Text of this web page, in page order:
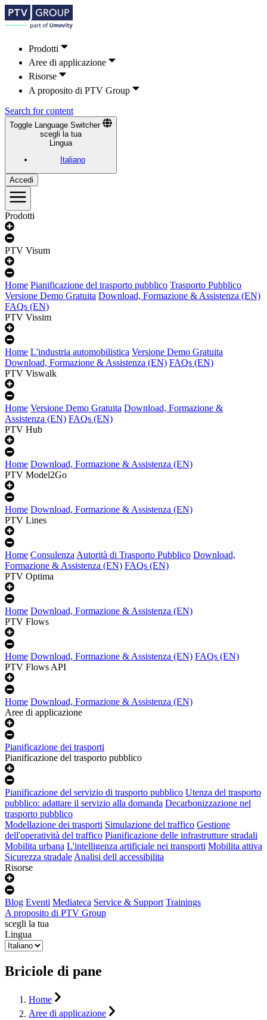
Prodotti
Aree di applicazione
Risorse
A proposito di PTV Group
Search for content
Toggle Language Switcher
scegli la tua
Lingua
Italiano
Accedi
Prodotti
PTV Visum
Home Pianificazione del trasporto pubblico Trasporto Pubblico
Versione Demo Gratuita Download, Formazione & Assistenza (EN)
FAQs (EN)
PTV Vissim
Home L'industria automobilistica Versione Demo Gratuita
Download, Formazione & Assistenza (EN) FAQs (EN)
PTV Viswalk
Home Versione Demo Gratuita Download, Formazione &
Assistenza (EN) FAQs (EN)
PTV Hub
Home Download, Formazione & Assistenza (EN)
PTV Model2Go
Home Download, Formazione & Assistenza (EN)
PTV Lines
Home ConsulenzaAutorità di Trasporto Pubblico Download,
Formazione & Assistenza (EN) FAQs (EN)
PTV Optima
Home Download, Formazione & Assistenza (EN)
PTV Flows
Home Download, Formazione & Assistenza (EN) FAQs (EN)
PTV Flows API
Home Download, Formazione & Assistenza (EN)
Aree di applicazione
Pianificazione dei trasporti
Pianificazione del trasporto pubblico
Pianificazione del servizio di trasporto pubblico Utenza del trasporto
pubblico: adattare il servizio alla domanda Decarbonizzazione nel
trasporto pubblico
Modellazione dei trasporti Simulazione del traffico Gestione
dell'operatività del traffico Pianificazione delle infrastrutture stradali
Mobilita urbana L'intelligenza artificiale nei transporti Mobilita attiva
Sicurezza stradaleAnalisi dell accessibilita
Risorse
Blog Eventi Mediateca Service & Support Trainings
A proposito di PTV Group
scegli la tua
Lingua
Briciole di pane
Home
Aree di applicazione